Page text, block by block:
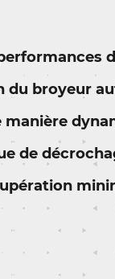
du broyeur
manière
de